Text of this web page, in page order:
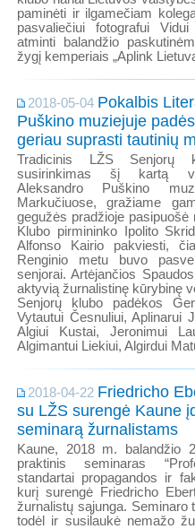
paminėti ir ilgamečiam
pasvaliečiui fotografui
atminti balandžio
žygį kemperiais „Aplink
2018-05-04 Pokalbis
Puškino muziejuje
geriau suprasti tautinių
Tradicinis LŽS Senjorų
susirinkimas šį kartą
Aleksandro Puškino
Markučiuose, gražiame
gegužės pradžioje
Klubo pirmininko Ipolito
Alfonso Kairio pakviesti,
Renginio metu buvo
senjorai. Artėjančios
aktyvią žurnalistinę kūrybinę
Senjorų klubo padėkos
Vytautui Česnuliui, Aplinarui
Algiui Kustai, Jeronimui
Algimantui Liekiui, Algirdui
2018-04-22 Friedricho
su LŽS surengė Kaune
seminarą žurnalistams
Kaune, 2018 m. balandžio
praktinis seminaras
standartai propagandos ir
kurį surengė Friedricho
žurnalistų sąjunga. Seminaro
todėl ir susilaukė nemažo